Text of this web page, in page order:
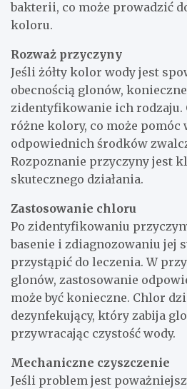
bakterii, co może prowadzić
koloru.
Rozważ przyczyny
Jeśli żółty kolor wody jest
obecnością glonów,
zidentyfikowanie ich rodzaju.
różne kolory, co może pomóc
odpowiednich środków
Rozpoznanie przyczyny jest
skutecznego działania.
Zastosowanie chloru
Po zidentyfikowaniu
basenie i zdiagnozowaniu jej
przystąpić do leczenia. W
glonów, zastosowanie
może być konieczne. Chlor
dezynfekujący, który zabija
przywracając czystość wody.
Mechaniczne czyszczenie
Jeśli problem jest